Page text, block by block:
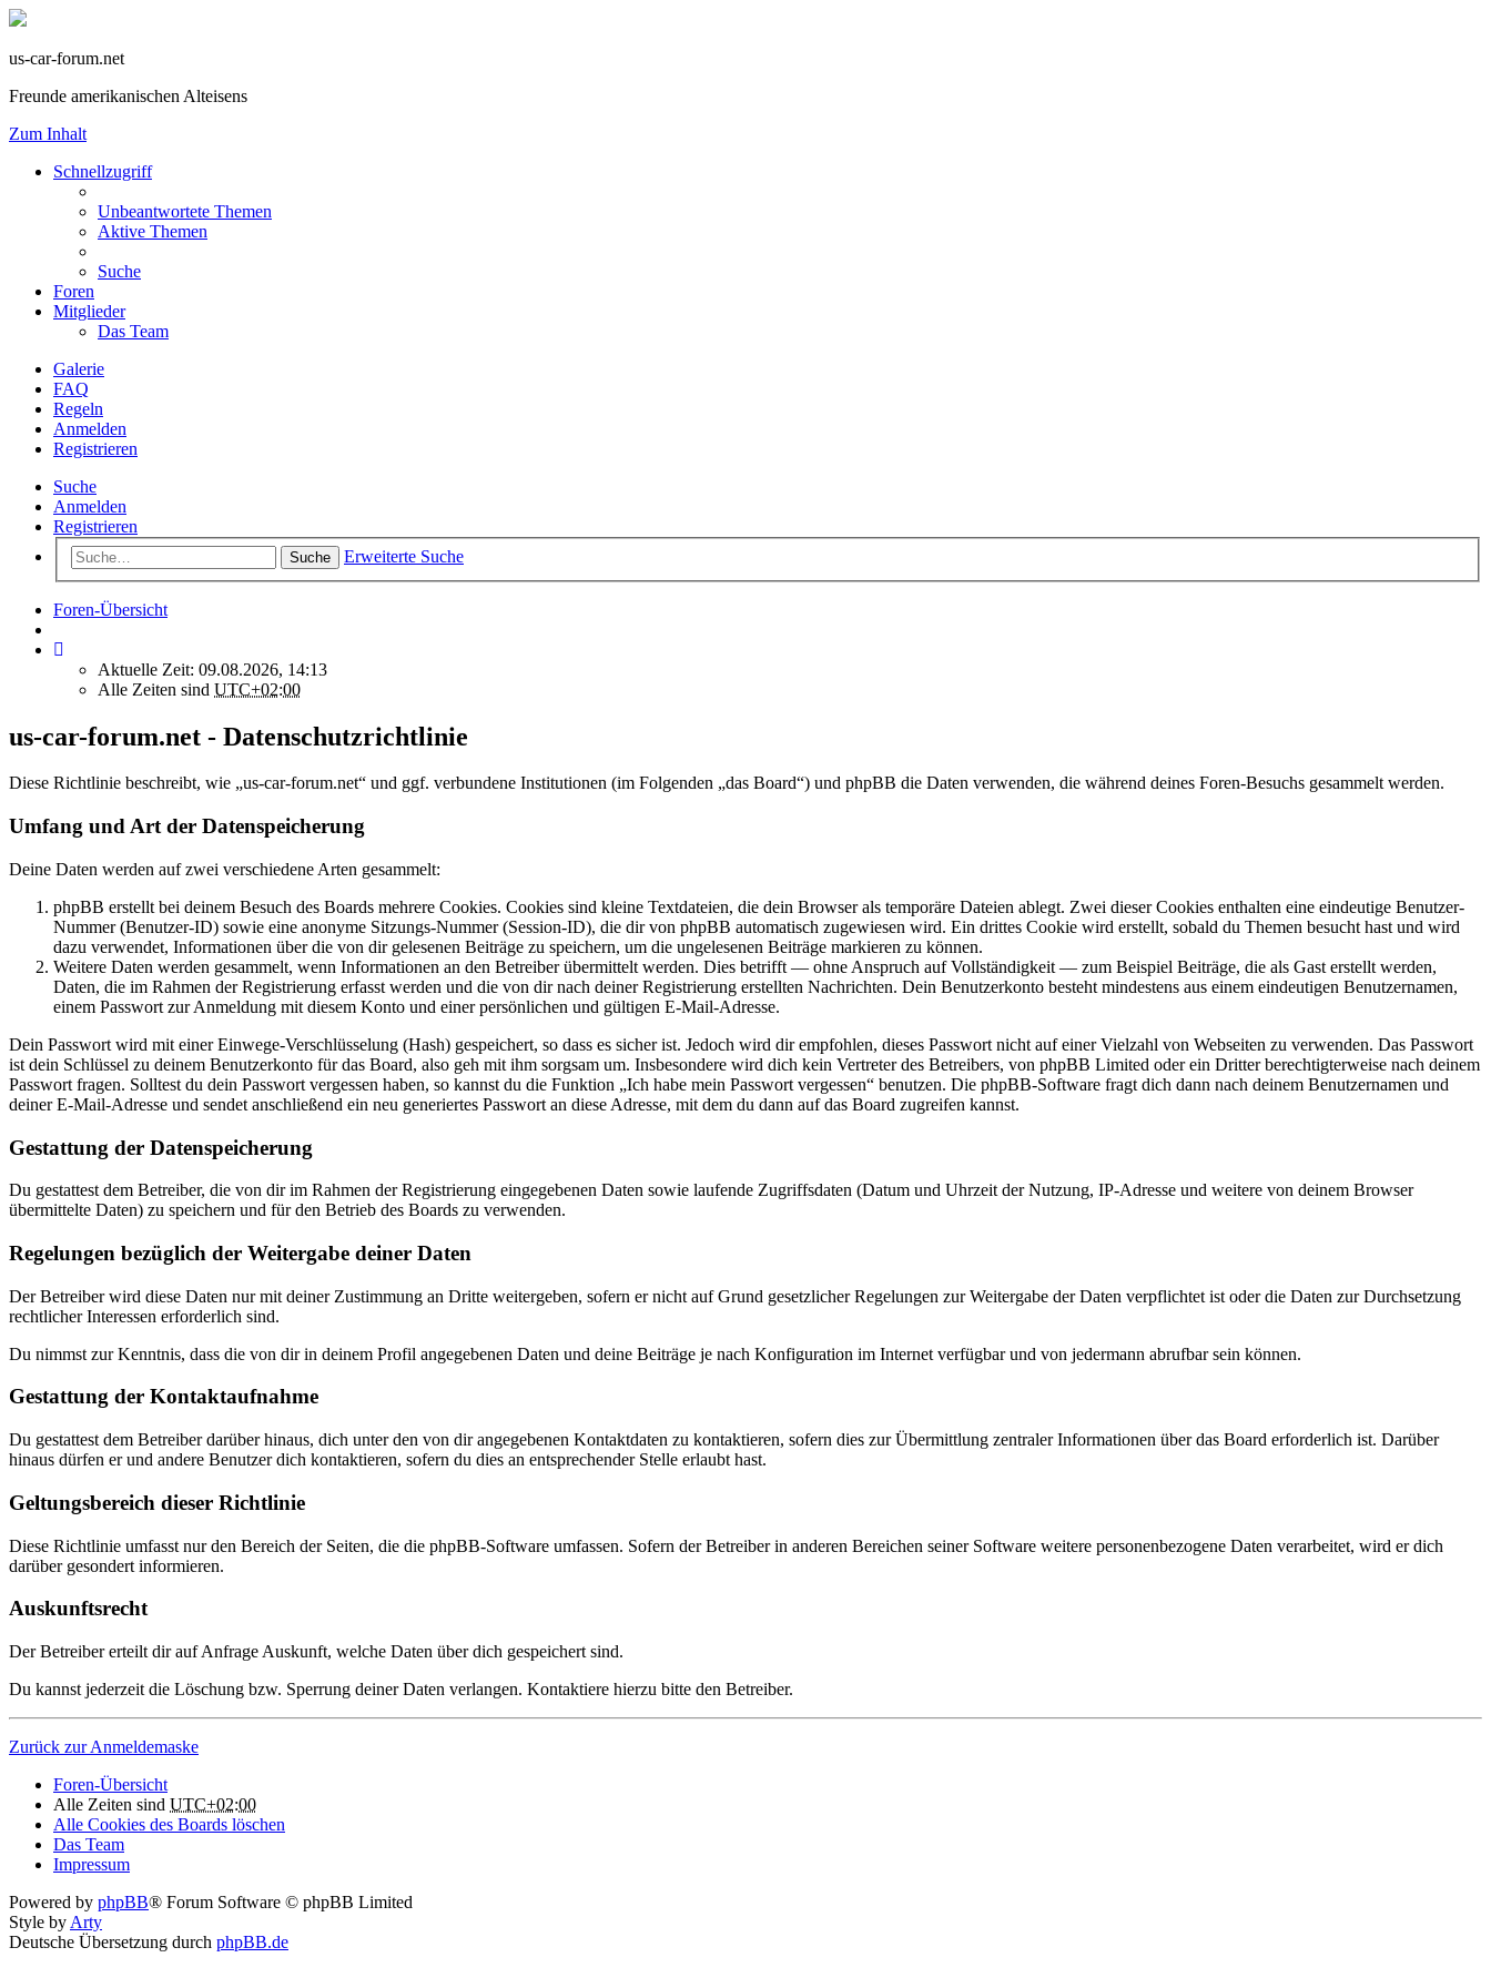
us-car-forum.net
Freunde amerikanischen Alteisens
Zum Inhalt
Schnellzugriff
Unbeantwortete Themen
Aktive Themen
Suche
Foren
Mitglieder
Das Team
Galerie
FAQ
Regeln
Anmelden
Registrieren
Suche
Anmelden
Registrieren
Suche Erweiterte Suche
Foren-Übersicht
Aktuelle Zeit: 09.08.2026, 14:13
Alle Zeiten sind UTC+02:00
us-car-forum.net - Datenschutzrichtlinie
Diese Richtlinie beschreibt, wie „us-car-forum.net“ und ggf. verbundene Institutionen (im Folgenden „das Board“) und phpBB die Daten verwenden, die während deines Foren-Besuchs gesammelt werden.
Umfang und Art der Datenspeicherung
Deine Daten werden auf zwei verschiedene Arten gesammelt:
phpBB erstellt bei deinem Besuch des Boards mehrere Cookies. Cookies sind kleine Textdateien, die dein Browser als temporäre Dateien ablegt. Zwei dieser Cookies enthalten eine eindeutige Benutzer-
Nummer (Benutzer-ID) sowie eine anonyme Sitzungs-Nummer (Session-ID), die dir von phpBB automatisch zugewiesen wird. Ein drittes Cookie wird erstellt, sobald du Themen besucht hast und wird
dazu verwendet, Informationen über die von dir gelesenen Beiträge zu speichern, um die ungelesenen Beiträge markieren zu können.
Weitere Daten werden gesammelt, wenn Informationen an den Betreiber übermittelt werden. Dies betrifft — ohne Anspruch auf Vollständigkeit — zum Beispiel Beiträge, die als Gast erstellt werden,
Daten, die im Rahmen der Registrierung erfasst werden und die von dir nach deiner Registrierung erstellten Nachrichten. Dein Benutzerkonto besteht mindestens aus einem eindeutigen Benutzernamen,
einem Passwort zur Anmeldung mit diesem Konto und einer persönlichen und gültigen E-Mail-Adresse.
Dein Passwort wird mit einer Einwege-Verschlüsselung (Hash) gespeichert, so dass es sicher ist. Jedoch wird dir empfohlen, dieses Passwort nicht auf einer Vielzahl von Webseiten zu verwenden. Das Passwort
ist dein Schlüssel zu deinem Benutzerkonto für das Board, also geh mit ihm sorgsam um. Insbesondere wird dich kein Vertreter des Betreibers, von phpBB Limited oder ein Dritter berechtigterweise nach deinem
Passwort fragen. Solltest du dein Passwort vergessen haben, so kannst du die Funktion „Ich habe mein Passwort vergessen“ benutzen. Die phpBB-Software fragt dich dann nach deinem Benutzernamen und
deiner E-Mail-Adresse und sendet anschließend ein neu generiertes Passwort an diese Adresse, mit dem du dann auf das Board zugreifen kannst.
Gestattung der Datenspeicherung
Du gestattest dem Betreiber, die von dir im Rahmen der Registrierung eingegebenen Daten sowie laufende Zugriffsdaten (Datum und Uhrzeit der Nutzung, IP-Adresse und weitere von deinem Browser
übermittelte Daten) zu speichern und für den Betrieb des Boards zu verwenden.
Regelungen bezüglich der Weitergabe deiner Daten
Der Betreiber wird diese Daten nur mit deiner Zustimmung an Dritte weitergeben, sofern er nicht auf Grund gesetzlicher Regelungen zur Weitergabe der Daten verpflichtet ist oder die Daten zur Durchsetzung
rechtlicher Interessen erforderlich sind.
Du nimmst zur Kenntnis, dass die von dir in deinem Profil angegebenen Daten und deine Beiträge je nach Konfiguration im Internet verfügbar und von jedermann abrufbar sein können.
Gestattung der Kontaktaufnahme
Du gestattest dem Betreiber darüber hinaus, dich unter den von dir angegebenen Kontaktdaten zu kontaktieren, sofern dies zur Übermittlung zentraler Informationen über das Board erforderlich ist. Darüber
hinaus dürfen er und andere Benutzer dich kontaktieren, sofern du dies an entsprechender Stelle erlaubt hast.
Geltungsbereich dieser Richtlinie
Diese Richtlinie umfasst nur den Bereich der Seiten, die die phpBB-Software umfassen. Sofern der Betreiber in anderen Bereichen seiner Software weitere personenbezogene Daten verarbeitet, wird er dich
darüber gesondert informieren.
Auskunftsrecht
Der Betreiber erteilt dir auf Anfrage Auskunft, welche Daten über dich gespeichert sind.
Du kannst jederzeit die Löschung bzw. Sperrung deiner Daten verlangen. Kontaktiere hierzu bitte den Betreiber.
Zurück zur Anmeldemaske
Foren-Übersicht
Alle Zeiten sind UTC+02:00
Alle Cookies des Boards löschen
Das Team
Impressum
Powered by phpBB® Forum Software © phpBB Limited
Style by Arty
Deutsche Übersetzung durch phpBB.de